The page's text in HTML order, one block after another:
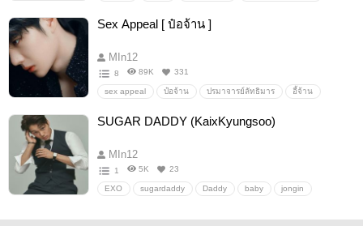
Sex Appeal [ ป๋อจ้าน ]
MIn12
8 89K 331
sex appeal ป๋อจ้าน ปรมาจารย์ลัทธิมาร อี้จ้าน
วายสเตชั่น
SUGAR DADDY (KaixKyungsoo)
MIn12
1 5K 23
EXO sugardaddy Daddy baby jongin